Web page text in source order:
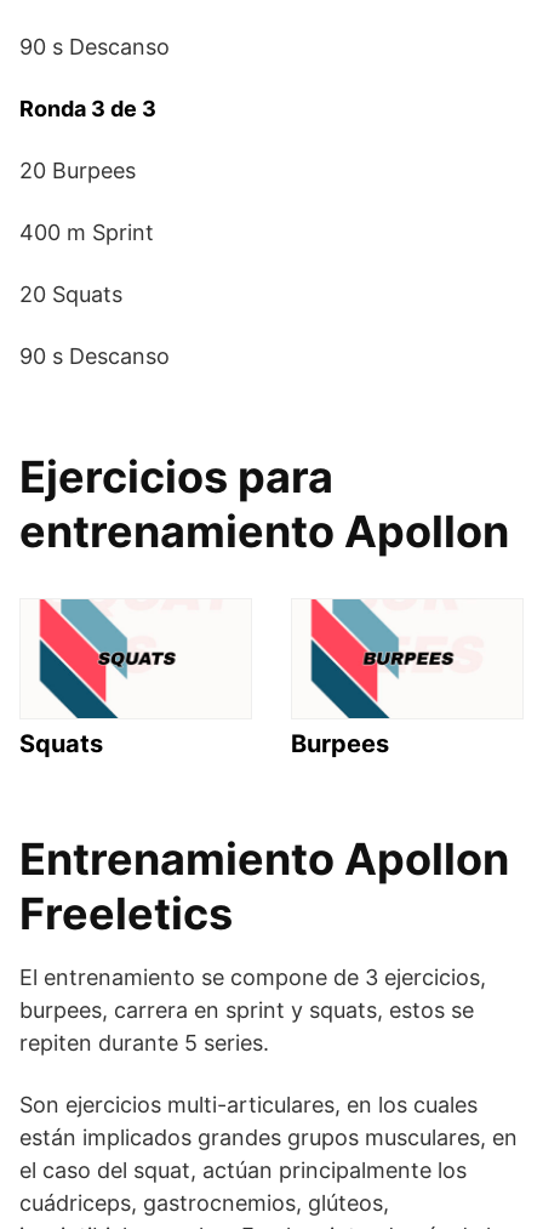
90 s Descanso
Ronda 3 de 3
20 Burpees
400 m Sprint
20 Squats
90 s Descanso
Ejercicios para
entrenamiento Apollon
Squats Burpees
Entrenamiento Apollon
Freeletics
El entrenamiento se compone de 3 ejercicios,
burpees, carrera en sprint y squats, estos se
repiten durante 5 series.
Son ejercicios multi-articulares, en los cuales
están implicados grandes grupos musculares, en
el caso del squat, actúan principalmente los
cuádriceps, gastrocnemios, glúteos,